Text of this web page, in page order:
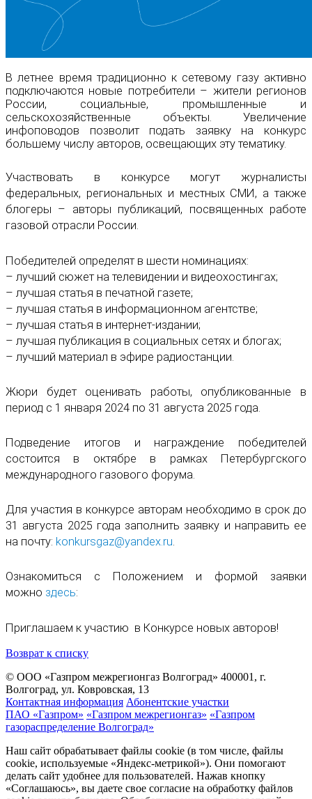
В летнее время традиционно к сетевому газу активно
подключаются новые потребители – жители регионов
России, социальные, промышленные и
сельскохозяйственные объекты. Увеличение
инфоповодов позволит подать заявку на конкурс
большему числу авторов, освещающих эту тематику.
Участвовать в конкурсе могут журналисты
федеральных, региональных и местных СМИ, а также
блогеры – авторы публикаций, посвященных работе
газовой отрасли России.
Победителей определят в шести номинациях:
– лучший сюжет на телевидении и видеохостингах;
– лучшая статья в печатной газете;
– лучшая статья в информационном агентстве;
– лучшая статья в интернет-издании;
– лучшая публикация в социальных сетях и блогах;
– лучший материал в эфире радиостанции.
Жюри будет оценивать работы, опубликованные в
период с 1 января 2024 по 31 августа 2025 года.
Подведение итогов и награждение победителей
состоится в октябре в рамках Петербургского
международного газового форума.
Для участия в конкурсе авторам необходимо в срок до
31 августа 2025 года заполнить заявку и направить ее
на почту: konkursgaz@yandex.ru.
Ознакомиться с Положением и формой заявки
можно здесь:
Приглашаем к участию в Конкурсе новых авторов!
Возврат к списку
© ООО «Газпром межрегионгаз Волгоград» 400001, г.
Волгоград, ул. Ковровская, 13
Контактная информация Абонентские участки
ПАО «Газпром» «Газпром межрегионгаз» «Газпром
газораспределение Волгоград»
Наш сайт обрабатывает файлы cookie (в том числе, файлы
cookie, используемые «Яндекс-метрикой»). Они помогают
делать сайт удобнее для пользователей. Нажав кнопку
«Соглашаюсь», вы даете свое согласие на обработку файлов